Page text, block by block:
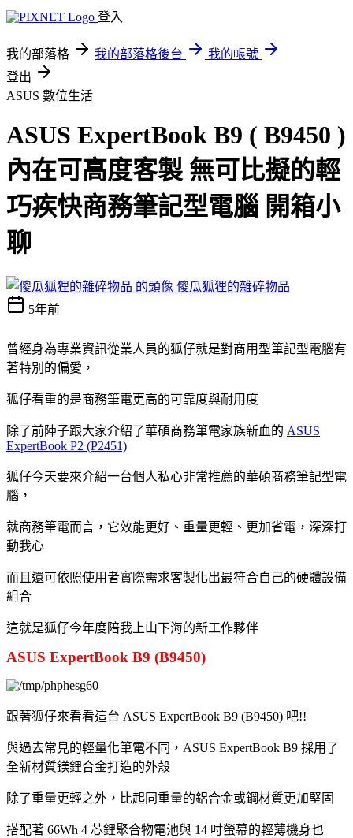
登入
我的部落格 我的部落格後台
我的帳號
登出
ASUS 數位生活
ASUS ExpertBook B9 ( B9450 )
內在可高度客製 無可比擬的輕
巧疾快商務筆記型電腦 開箱小
聊
傻瓜狐狸的雜碎物品
5年前
曾經身為專業資訊從業人員的狐仔就是對商用型筆記型電腦有
著特別的偏愛，
狐仔看重的是商務筆電更高的可靠度與耐用度
除了前陣子跟大家介紹了華碩商務筆電家族新血的 ASUS
ExpertBook P2 (P2451)
狐仔今天要來介紹一台個人私心非常推薦的華碩商務筆記型電
腦，
就商務筆電而言，它效能更好、重量更輕、更加省電，深深打
動我心
而且還可依照使用者實際需求客製化出最符合自己的硬體設備
組合
這就是狐仔今年度陪我上山下海的新工作夥伴
ASUS ExpertBook B9 (B9450)
跟著狐仔來看看這台 ASUS ExpertBook B9 (B9450) 吧!!
與過去常見的輕量化筆電不同，ASUS ExpertBook B9 採用了
全新材質鎂鋰合金打造的外殼
除了重量更輕之外，比起同重量的鋁合金或鋼材質更加堅固
搭配著 66Wh 4 芯鋰聚合物電池與 14 吋螢幕的輕薄機身也